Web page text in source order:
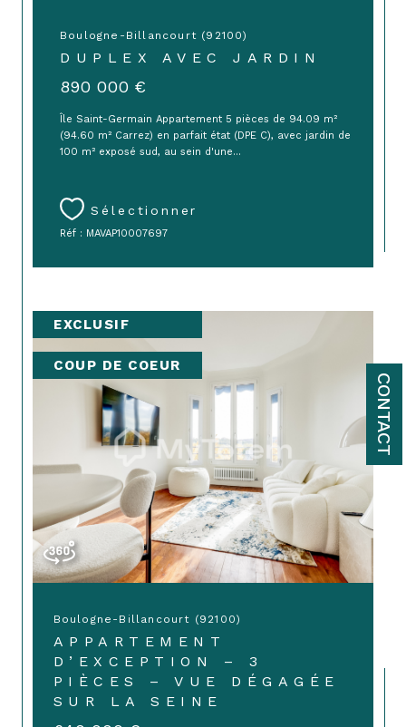
CONTACT
Boulogne-Billancourt (92100)
DUPLEX AVEC JARDIN
890 000 €
Île Saint-Germain Appartement 5 pièces de 94.09 m²
(94.60 m² Carrez) en parfait état (DPE C), avec jardin de
100 m² exposé sud, au sein d'une...
Sélectionner
Réf : MAVAP10007697
Boulogne-Billancourt (92100)
APPARTEMENT
D’EXCEPTION – 3
PIÈCES – VUE DÉGAGÉE
SUR LA SEINE
EXCLUSIF
COUP DE COEUR